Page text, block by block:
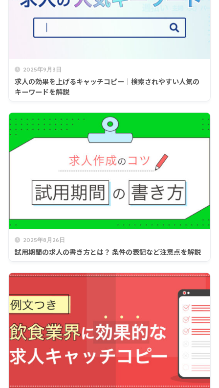
2025年9月3日
求人の効果を上げるキャッチコピー｜検索されやすい人気の
キーワードを解説
2025年8月26日
試用期間の求人の書き方とは？ 条件の表記など注意点を解説